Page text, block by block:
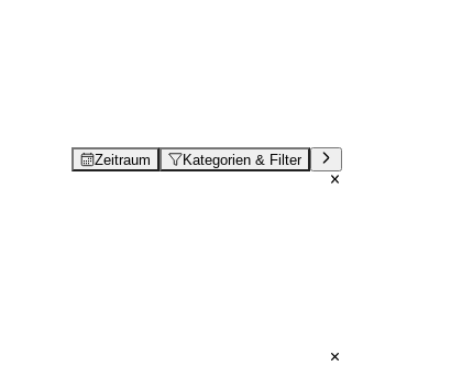
Zeitraum Kategorien & Filter